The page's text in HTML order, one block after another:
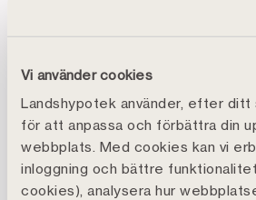
Vi använder cookies
Landshypotek använder, efter
för att anpassa och förbättra din
webbplats. Med cookies kan vi
inloggning och bättre
cookies), analysera hur
verksamhetens kärnfrågor och
till sina medlemmar, som för
lyssna till bland andra
Karlenäs, Catharina Åbjörnsson
affärschef privatmarknad på
Maria Hollander som är VD på
Lars Sjöberg från Stora Enso.